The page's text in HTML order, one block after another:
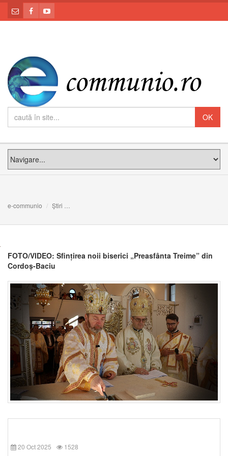
e-communio Știri
FOTO/VIDEO: Sfințirea noii biserici „Preasfânta Treime” din
Cordoș-Baciu
20 Oct 2025 1528